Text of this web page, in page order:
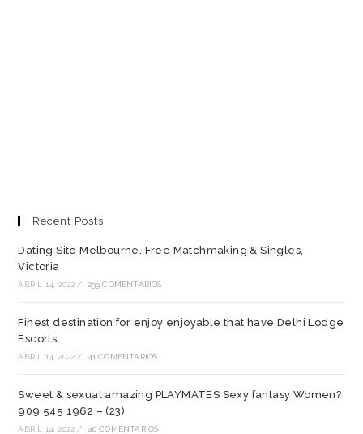
Recent Posts
Dating Site Melbourne. Free Matchmaking & Singles,
Victoria
ABRIL 14, 2022 / 239 COMENTARIOS
Finest destination for enjoy enjoyable that have Delhi Lodge
Escorts
ABRIL 14, 2022 / 41 COMENTARIOS
Sweet & sexual amazing PLAYMATES Sexy fantasy Women?
909 545 1962 – (23)
ABRIL 14, 2022 / 40 COMENTARIOS